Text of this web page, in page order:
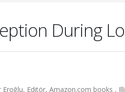
During
Editör, Amazon.com books ,